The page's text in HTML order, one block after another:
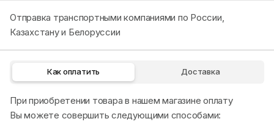
Отправка транспортными компаниями по России,
Казахстану и Белоруссии
Как оплатить Доставка
При приобретении товара в нашем магазине оплату
Вы можете совершить следующими способами: